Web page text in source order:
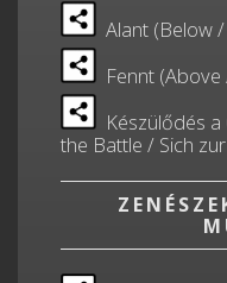
Alant (Below
Fennt
Készülődés a
the Battle / Sich